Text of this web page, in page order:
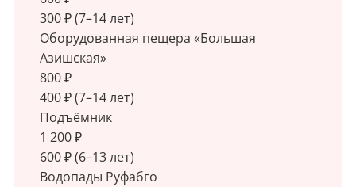
300 ₽ (7–14 лет)
Оборудованная пещера «Большая
Азишская»
800 ₽
400 ₽ (7–14 лет)
Подъёмник
1 200 ₽
600 ₽ (6–13 лет)
Водопады Руфабго